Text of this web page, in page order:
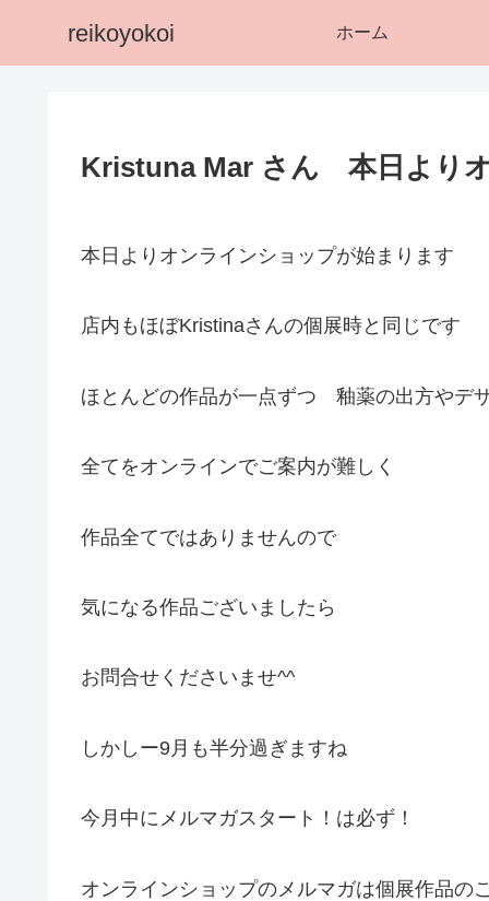
reikoyokoi ホーム
Kristuna Mar さん 本日より
本日よりオンラインショップが始まります
店内もほぼKristinaさんの個展時と同じです
ほとんどの作品が一点ずつ 釉薬の出方やデ
全てをオンラインでご案内が難しく
作品全てではありませんので
気になる作品ございましたら
お問合せくださいませ^^
しかしー9月も半分過ぎますね
今月中にメルマガスタート！は必ず！
オンラインショップのメルマガは個展作品の